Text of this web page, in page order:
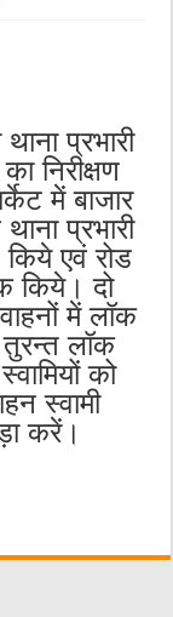
प्रभारी
निरीक्षण
में बाजार
प्रभारी
किये एवं रोड
किये। दो
में लॉक
तुरन्त लॉक
को
स्वामी
करें।